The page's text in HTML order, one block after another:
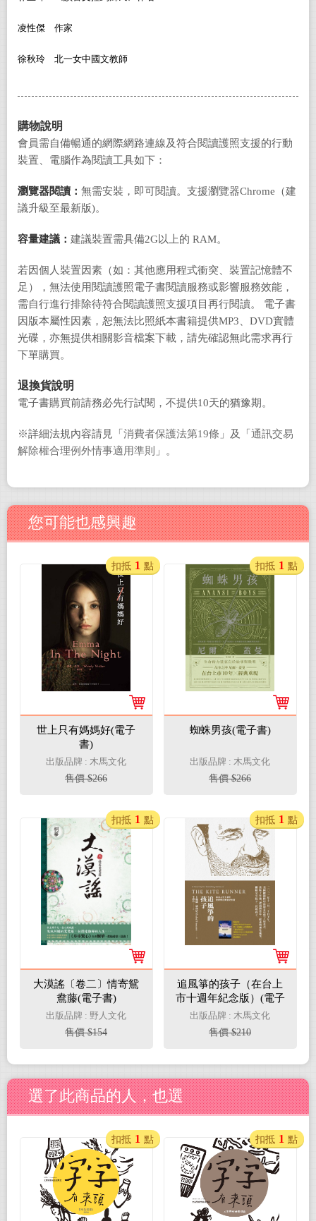
凌性傑 作家
徐秋玲 北一女中國文教師
購物說明
會員需自備暢通的網際網路連線及符合閱讀護照支援的行動
裝置、電腦作為閱讀工具如下：
瀏覽器閱讀： 無需安裝，即可閱讀。支援瀏覽器Chrome（建
議升級至最新版)。
容量建議： 建議裝置需具備2G以上的 RAM。
若因個人裝置因素（如：其他應用程式衝突、裝置記憶體不
足），無法使用閱讀護照電子書閱讀服務或影響服務效能，
需自行進行排除待符合閱讀護照支援項目再行閱讀。 電子書
因版本屬性因素，恕無法比照紙本書籍提供MP3、DVD實體
光碟，亦無提供相關影音檔案下載，請先確認無此需求再行
下單購買。
退換貨說明
電子書購買前請務必先行試閱，不提供10天的猶豫期。
※詳細法規內容請見「 消費者保護法第19條 」及「 通訊交易
解除權合理例外情事適用準則 」。
您可能也感興趣
世上只有媽媽好(電子
書)
出版品牌 : 木馬文化
售價 $266
扣抵 1 點
蜘蛛男孩(電子書)
出版品牌 : 木馬文化
售價 $266
扣抵 1 點
大漠謠〔卷二〕情寄鴛
鴦藤(電子書)
出版品牌 : 野人文化
售價 $154
扣抵 1 點
追風箏的孩子（在台上
市十週年紀念版）(電子
書)
出版品牌 : 木馬文化
售價 $210
扣抵 1 點
選了此商品的人，也選
扣抵 1 點 扣抵 1 點